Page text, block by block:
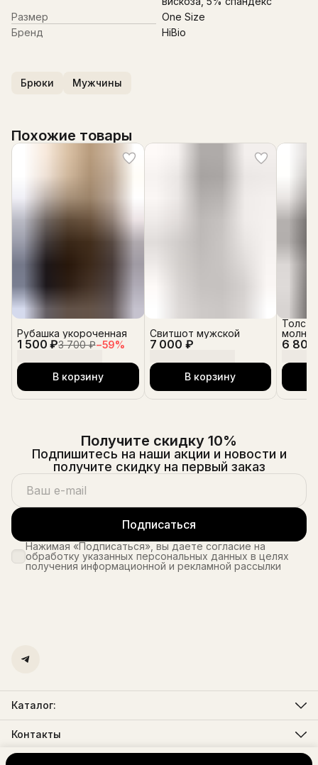
Размер
One Size
Бренд
HiBio
Брюки Мужчины
Похожие товары
1 500 ₽3 700 ₽−59%
Рубашка укороченная
В корзину
7 000 ₽
Свитшот мужской
В корзину
6
молнии
Получите скидку 10%
Подпишитесь на наши акции и новости и
получите скидку на первый заказ
Подписаться
Нажимая «Подписаться», вы даете согласие на
обработку указанных персональных данных в целях
получения информационной и рекламной рассылки
Каталог:
Мужская одежда
Женская одежда
Контакты
Телефон